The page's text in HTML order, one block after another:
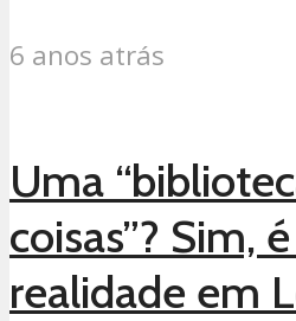
6 anos atrás
Uma
coisas”? Sim,
realidade em